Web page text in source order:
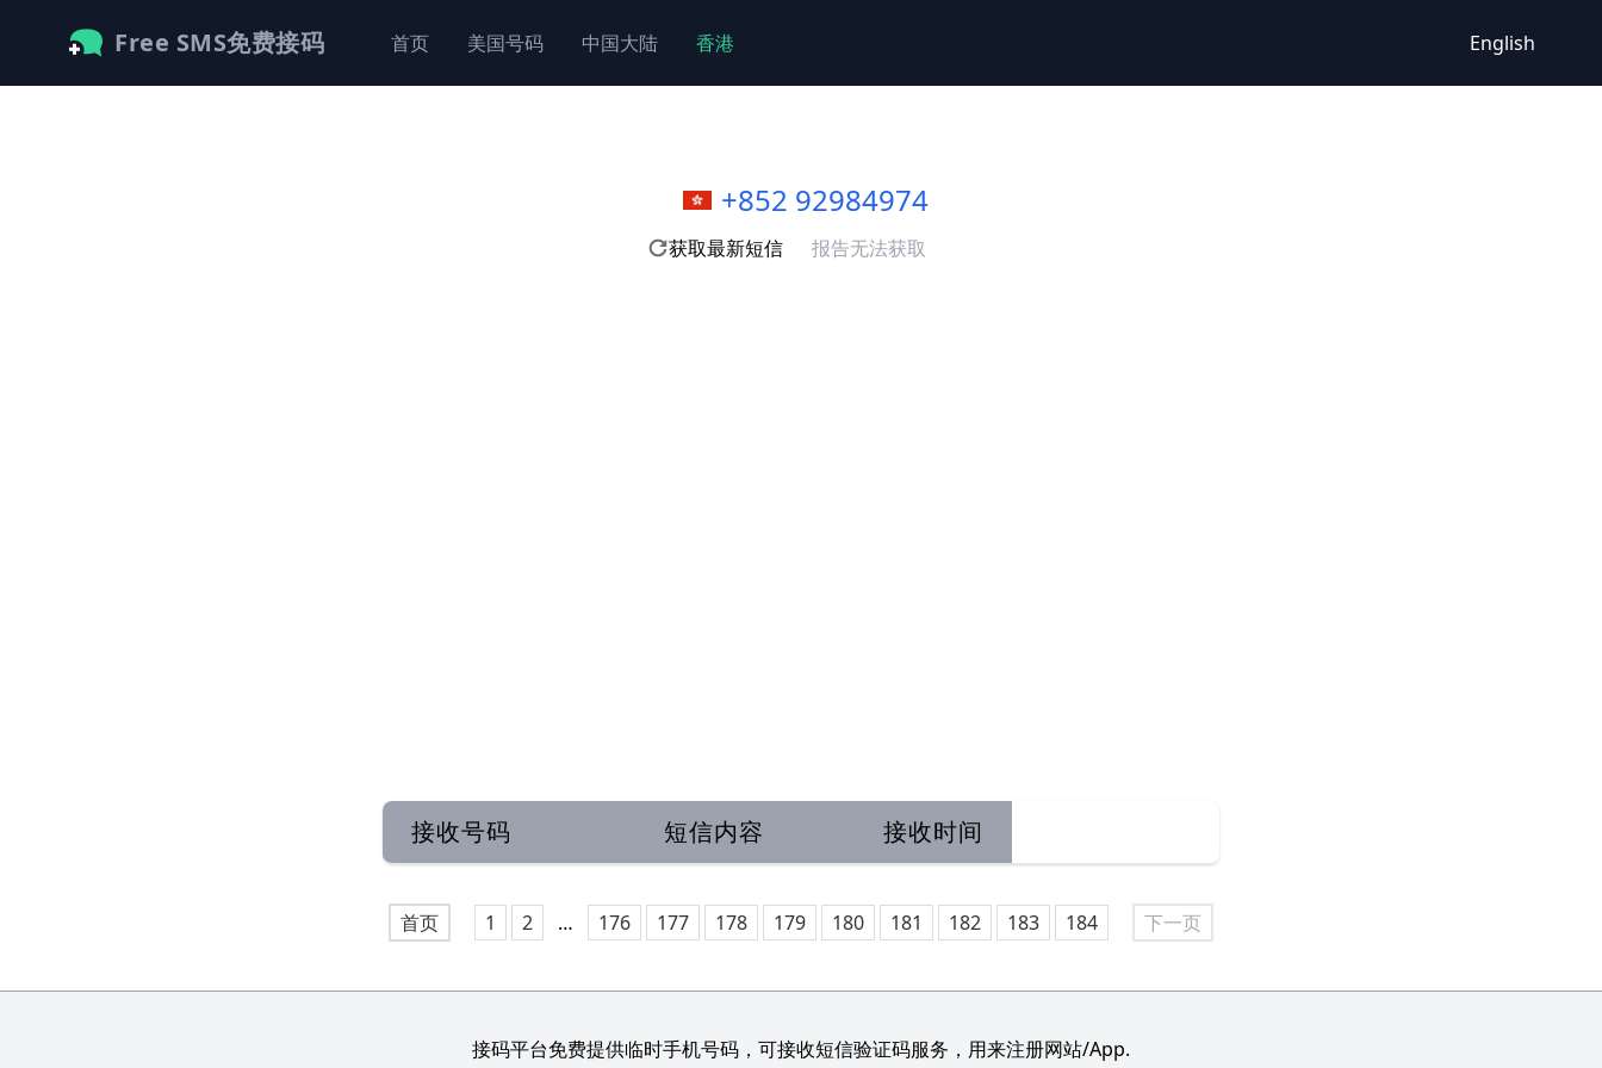
Free SMS免费接码 首页 美国号码 中国大陆 香港 English
+852 92984974
获取最新短信 报告无法获取
接收号码 短信内容 接收时间
首页 1 2 … 176 177 178 179 180 181 182 183 184 下一页
接码平台免费提供临时手机号码，可接收短信验证码服务，用来注册网站/App.